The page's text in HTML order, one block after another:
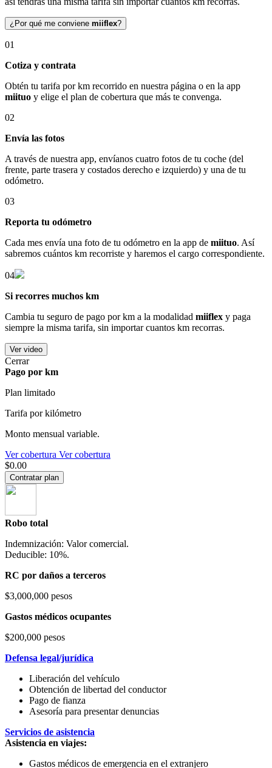
¿Por qué me conviene miiflex?
01
Cotiza y contrata
Obtén tu tarifa por km recorrido en nuestra página o en la app
miituo y elige el plan de cobertura que más te convenga.
02
Envía las fotos
A través de nuestra app, envíanos cuatro fotos de tu coche (del
frente, parte trasera y costados derecho e izquierdo) y una de tu
odómetro.
03
Reporta tu odómetro
Cada mes envía una foto de tu odómetro en la app de miituo. Así
sabremos cuántos km recorriste y haremos el cargo correspondiente.
04
Si recorres muchos km
Cambia tu seguro de pago por km a la modalidad miiflex y paga
siempre la misma tarifa, sin importar cuantos km recorras.
Ver video
Cerrar
Pago por km
Plan limitado
Tarifa por kilómetro
Monto mensual variable.
Ver cobertura Ver cobertura
$0.00
Contratar plan
Robo total
Indemnización: Valor comercial.
Deducible: 10%.
RC por daños a terceros
$3,000,000 pesos
Gastos médicos ocupantes
$200,000 pesos
Defensa legal/jurídica
Liberación del vehículo
Obtención de libertad del conductor
Pago de fianza
Asesoría para presentar denuncias
Servicios de asistencia
Asistencia en viajes:
Gastos médicos de emergencia en el extranjero